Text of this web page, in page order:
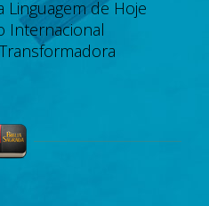
Linguagem de Hoje
Internacional